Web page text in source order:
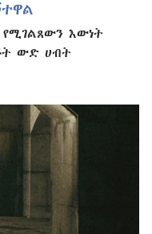
እውነት
ውድ ሀብት